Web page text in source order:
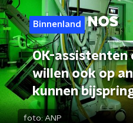
Binnenland
OK-assistenten
willen ook op
kunnen
foto: ANP